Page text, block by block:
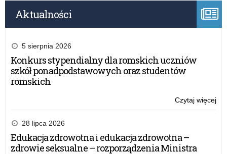
Aktualności
5 sierpnia 2026
Konkurs stypendialny dla romskich uczniów
szkół ponadpodstawowych oraz studentów
romskich
Czytaj więcej
28 lipca 2026
Edukacja zdrowotna i edukacja zdrowotna –
zdrowie seksualne – rozporządzenia Ministra